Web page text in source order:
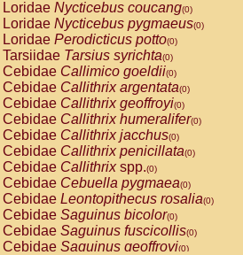
Loridae Nycticebus coucang(0)
Loridae Nycticebus pygmaeus(0)
Loridae Perodicticus potto(0)
Tarsiidae Tarsius syrichta(0)
Cebidae Callimico goeldii(0)
Cebidae Callithrix argentata(0)
Cebidae Callithrix geoffroyi(0)
Cebidae Callithrix humeralifer(0)
Cebidae Callithrix jacchus(0)
Cebidae Callithrix penicillata(0)
Cebidae Callithrixspp.(0)
Cebidae Cebuella pygmaea(0)
Cebidae Leontopithecus rosalia(0)
Cebidae Saguinus bicolor(0)
Cebidae Saguinus fuscicollis(0)
Cebidae Saguinus geoffroyi(0)